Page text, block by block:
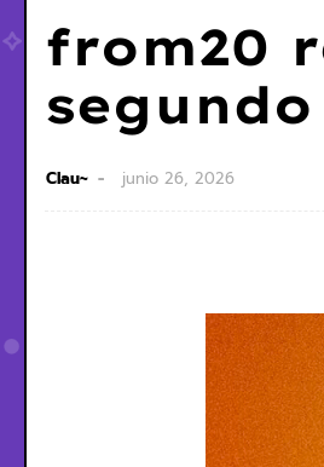
from20
Clau~ junio 26, 2026